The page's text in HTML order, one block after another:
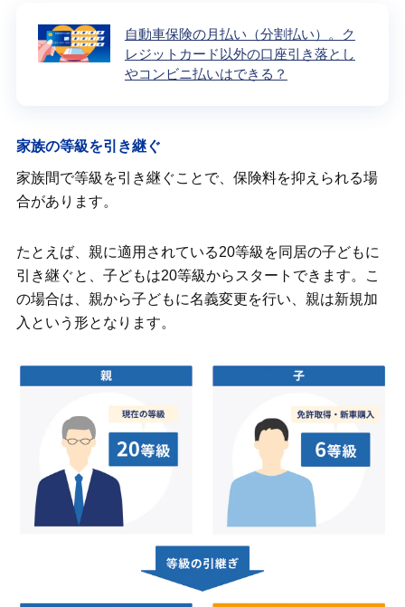
自動車保険の月払い（分割払い）。ク
レジットカード以外の口座引き落とし
やコンビニ払いはできる？
家族の等級を引き継ぐ
家族間で等級を引き継ぐことで、保険料を抑えられる場
合があります。
たとえば、親に適用されている20等級を同居の子どもに
引き継ぐと、子どもは20等級からスタートできます。こ
の場合は、親から子どもに名義変更を行い、親は新規加
入という形となります。